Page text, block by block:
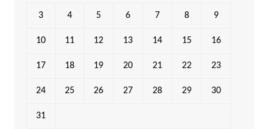
3 4 5 6 7 8 9
10 11 12 13 14 15 16
17 18 19 20 21 22 23
24 25 26 27 28 29 30
31